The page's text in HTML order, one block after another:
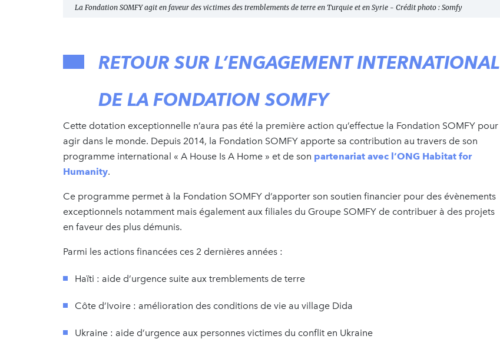
La Fondation SOMFY agit en faveur des victimes des tremblements de terre en Turquie et en Syrie - Crédit photo : Somfy
RETOUR SUR L’ENGAGEMENT INTERNATIONAL
DE LA FONDATION SOMFY
Cette dotation exceptionnelle n’aura pas été la première action qu’effectue la Fondation SOMFY pour
agir dans le monde. Depuis 2014, la Fondation SOMFY apporte sa contribution au travers de son
programme international « A House Is A Home » et de son partenariat avec l’ONG Habitat for
Humanity.
Ce programme permet à la Fondation SOMFY d’apporter son soutien financier pour des évènements
exceptionnels notamment mais également aux filiales du Groupe SOMFY de contribuer à des projets
en faveur des plus démunis.
Parmi les actions financées ces 2 dernières années :
Haïti : aide d’urgence suite aux tremblements de terre
Côte d’Ivoire : amélioration des conditions de vie au village Dida
Ukraine : aide d’urgence aux personnes victimes du conflit en Ukraine